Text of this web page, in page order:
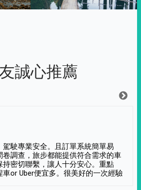
誠心推薦
駛專業安全。且訂單系統簡單易
卷調查，旅步都能提供符合需求的車
持密切聯繫，讓人十分安心。重點
or Uber便宜多。很美好的一次經驗